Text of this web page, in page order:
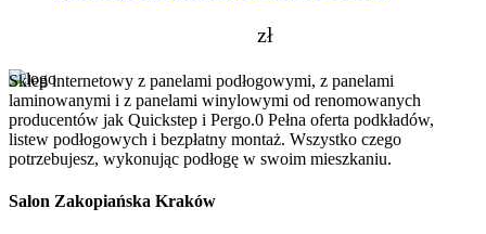
zł
Sklep internetowy z panelami podłogowymi, z panelami
laminowanymi i z panelami winylowymi od renomowanych
producentów jak Quickstep i Pergo.0 Pełna oferta podkładów,
listew podłogowych i bezpłatny montaż. Wszystko czego
potrzebujesz, wykonując podłogę w swoim mieszkaniu.
Salon Zakopiańska Kraków